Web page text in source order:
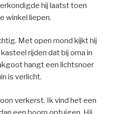
hij laatst toen
winkel liepen.
Met open mond kijkt hij
rijden dat bij oma in
hangt een lichtsnoer
is verlicht.
verkerst. Ik vind het een